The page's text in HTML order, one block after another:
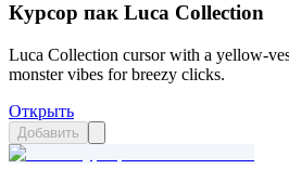
Курсор пак Luca Collection
Luca Collection cursor with a yellow-
monster vibes for breezy clicks.
Открыть
Добавить